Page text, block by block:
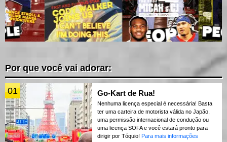
Por que você vai adorar:
01 Go-Kart de Rua!
Nenhuma licença especial é necessária! Basta
ter uma carteira de motorista válida no Japão,
uma permissão internacional de condução ou
uma licença SOFA e você estará pronto para
dirigir por Tóquio! Para mais informações